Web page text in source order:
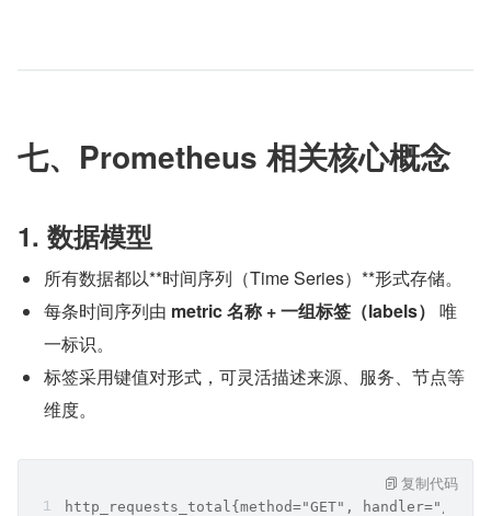
七、Prometheus 相关核心概念
1. 数据模型
所有数据都以**时间序列（Time Series）**形式存储。
每条时间序列由 metric 名称 + 一组标签（labels） 唯
一标识。
标签采用键值对形式，可灵活描述来源、服务、节点等
维度。
http_requests_total{method="GET", handler="/api/
复制代码